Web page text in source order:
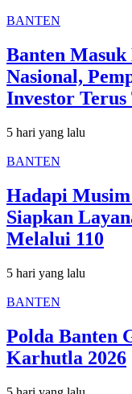
BANTEN
Banten
Nasional,
Investor Terus
5 hari yang lalu
BANTEN
Hadapi
Siapkan
Melalui 110
5 hari yang lalu
BANTEN
Polda Banten
Karhutla 2026